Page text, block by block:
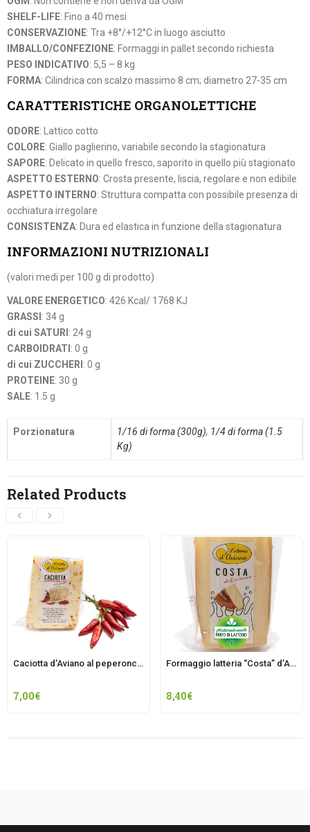
SHELF-LIFE: Fino a 40 mesi
CONSERVAZIONE: Tra +8°/+12°C in luogo asciutto
IMBALLO/CONFEZIONE: Formaggi in pallet secondo richiesta
PESO INDICATIVO: 5,5 – 8 kg
FORMA: Cilindrica con scalzo massimo 8 cm; diametro 27-35 cm
CARATTERISTICHE ORGANOLETTICHE
ODORE: Lattico cotto
COLORE: Giallo paglierino, variabile secondo la stagionatura
SAPORE: Delicato in quello fresco, saporito in quello più stagionato
ASPETTO ESTERNO: Crosta presente, liscia, regolare e non edibile
ASPETTO INTERNO: Struttura compatta con possibile presenza di
occhiatura irregolare
CONSISTENZA: Dura ed elastica in funzione della stagionatura
INFORMAZIONI NUTRIZIONALI
(valori medi per 100 g di prodotto)
VALORE ENERGETICO: 426 Kcal/ 1768 KJ
GRASSI : 34 g
di cui SATURI : 24 g
CARBOIDRATI : 0 g
di cui ZUCCHERI : 0 g
PROTEINE: 30 g
SALE: 1.5 g
Porzionatura 1/16 di forma (300g), 1/4 di forma (1.5
Kg)
Related Products
Caciotta d’Aviano al peperoncino
7,00€
Formaggio latteria “Costa” d’Aviano fresco
8,40€